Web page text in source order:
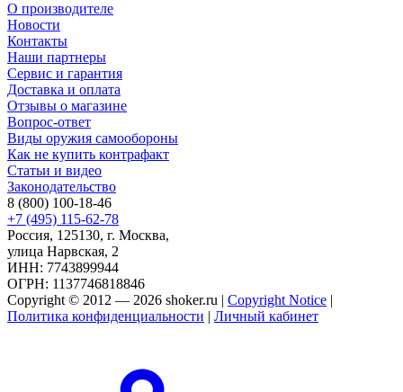
О производителе
Новости
Контакты
Наши партнеры
Сервис и гарантия
Доставка и оплата
Отзывы о магазине
Вопрос-ответ
Виды оружия самообороны
Как не купить контрафакт
Статьи и видео
Законодательство
8 (800) 100-18-46
+7 (495) 115-62-78
Россия, 125130, г. Москва,
улица Нарвская, 2
ИНН: 7743899944
ОГРН: 1137746818846
Copyright © 2012 — 2026 shoker.ru | Copyright Notice |
Политика конфиденциальности | Личный кабинет